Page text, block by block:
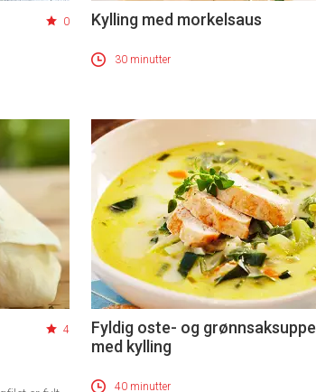
0 Kylling med morkelsaus
30 minutter
4
Fyldig oste- og grønnsaksuppe
med kylling
40 minutter